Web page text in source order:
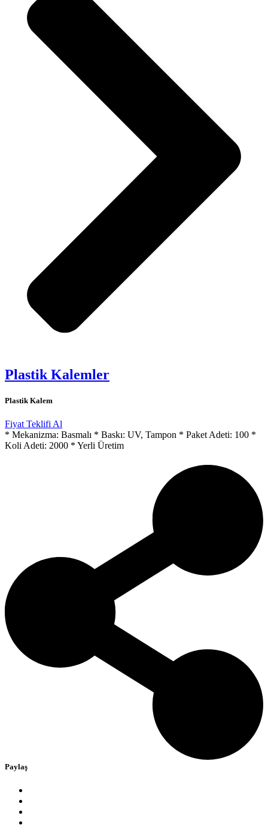
Plastik Kalemler
Plastik Kalem
Fiyat Teklifi Al
* Mekanizma: Basmalı * Baskı: UV, Tampon * Paket Adeti: 100 *
Koli Adeti: 2000 * Yerli Üretim
Paylaş